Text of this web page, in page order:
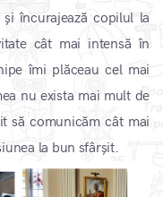
încurajează copilul la
cât mai intensă în
îmi plăceau cel mai
nu exista mai mult de
să comunicăm cât mai
la bun sfârșit.